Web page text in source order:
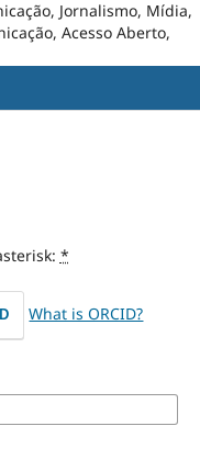
Jornalismo, Mídia,
Acesso Aberto,
*
What is ORCID?